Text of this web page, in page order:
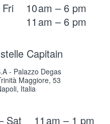
10am – 6 pm
11 am – 6 pm
Capitain
- Palazzo Degas
Maggiore, 53
Italia
Sat 11 am – 1 pm